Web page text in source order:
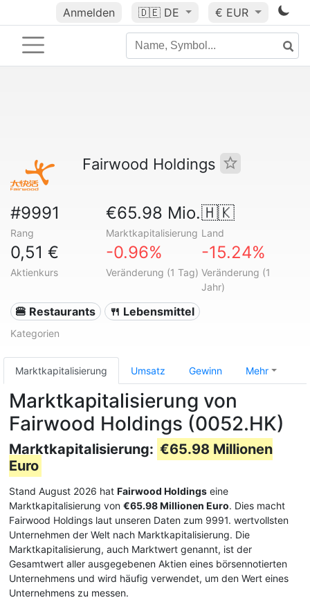
Anmelden 🇩🇪 DE € EUR
Fairwood Holdings
#9991
Rang
€65.98 Mio.
Marktkapitalisierung
🇭🇰
Land
0,51 €
Aktienkurs
-0.96%
Veränderung (1 Tag)
-15.24%
Veränderung (1
Jahr)
🍔 Restaurants 🍴 Lebensmittel
Kategorien
Marktkapitalisierung Umsatz Gewinn Mehr
Marktkapitalisierung von
Fairwood Holdings (0052.HK)
Marktkapitalisierung: €65.98 Millionen
Euro
Stand August 2026 hat Fairwood Holdings eine
Marktkapitalisierung von €65.98 Millionen Euro. Dies macht
Fairwood Holdings laut unseren Daten zum 9991. wertvollsten
Unternehmen der Welt nach Marktkapitalisierung. Die
Marktkapitalisierung, auch Marktwert genannt, ist der
Gesamtwert aller ausgegebenen Aktien eines börsennotierten
Unternehmens und wird häufig verwendet, um den Wert eines
Unternehmens zu messen.